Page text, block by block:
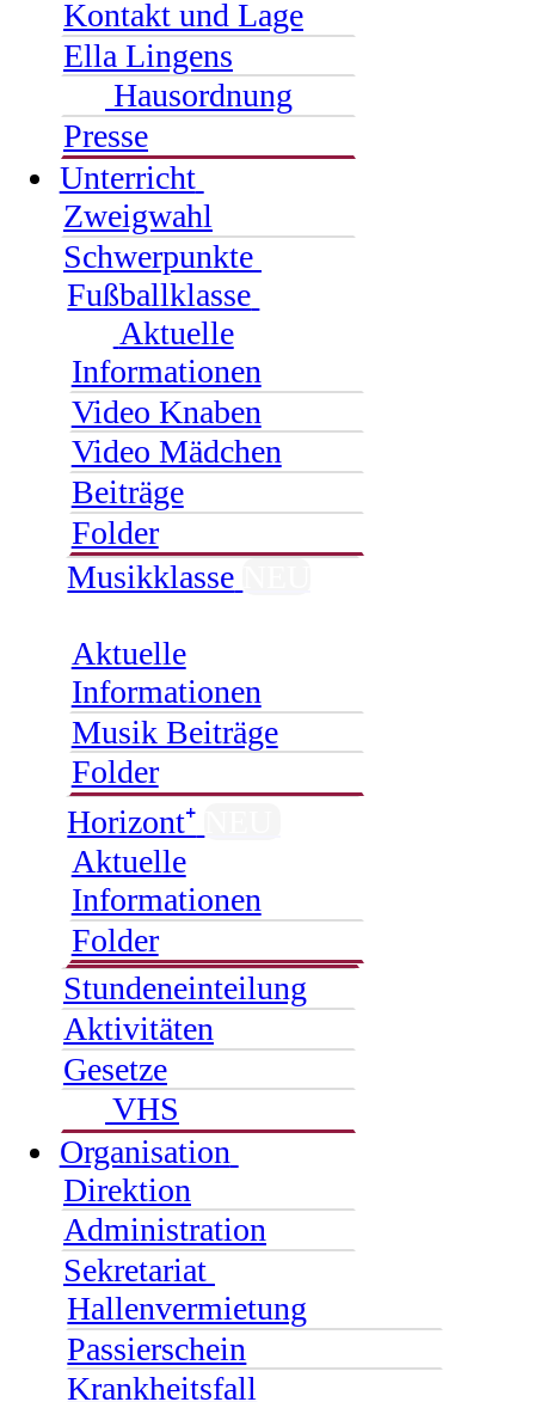
Kontakt und Lage
Ella Lingens
Hausordnung
Presse
Unterricht
Zweigwahl
Schwerpunkte
Fußballklasse
Aktuelle
Informationen
Video Knaben
Video Mädchen
Beiträge
Folder
Musikklasse
Aktuelle
Informationen
Musik Beiträge
Folder
Horizont⁺
Aktuelle
Informationen
Folder
Stundeneinteilung
Aktivitäten
Gesetze
VHS
Organisation
Direktion
Administration
Sekretariat
Hallenvermietung
Passierschein
Krankheitsfall